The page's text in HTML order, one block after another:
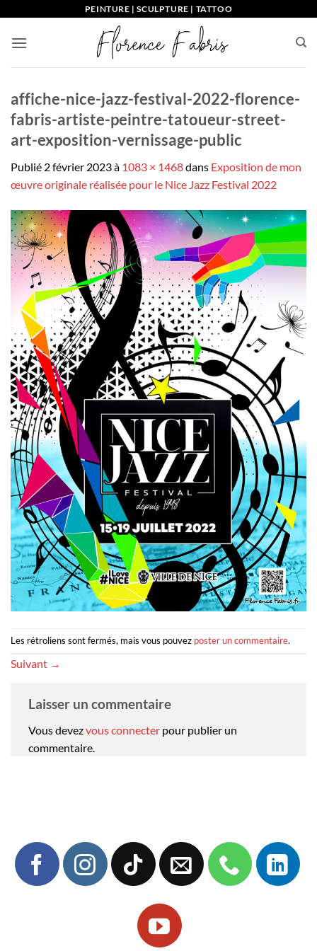
contenu
PEINTURE | SCULPTURE | TATTOO
affiche-nice-jazz-festival-2022-florence-
fabris-artiste-peintre-tatoueur-street-
art-exposition-vernissage-public
Publié 2 février 2023à 1083 × 1468dans Exposition de mon
œuvre originale réalisée pour le Nice Jazz Festival 2022
Les rétroliens sont fermés, mais vous pouvez poster un commentaire.
Suivant →
Laisser un commentaire
Vous devezvous connecter pour publier un
commentaire.